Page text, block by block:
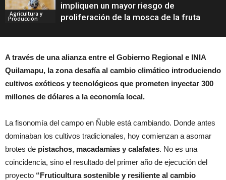
Agricultura y
Producción
impliquen un mayor riesgo de
proliferación de la mosca de la fruta
A través de una alianza entre el Gobierno Regional e INIA
Quilamapu, la zona desafía al cambio climático introduciendo
cultivos exóticos y tecnológicos que prometen inyectar 300
millones de dólares a la economía local.
La fisonomía del campo en Ñuble está cambiando. Donde antes
dominaban los cultivos tradicionales, hoy comienzan a asomar
brotes de pistachos, macadamias y calafates. No es una
coincidencia, sino el resultado del primer año de ejecución del
proyecto “Fruticultura sostenible y resiliente al cambio